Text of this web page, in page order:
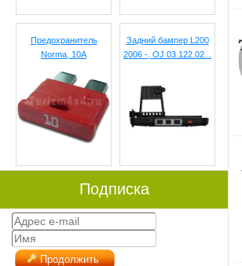
Предохранитель
Norma, 10А
Задний бампер L200
2006 -, OJ 03.122.02...
Подписка
Продолжить